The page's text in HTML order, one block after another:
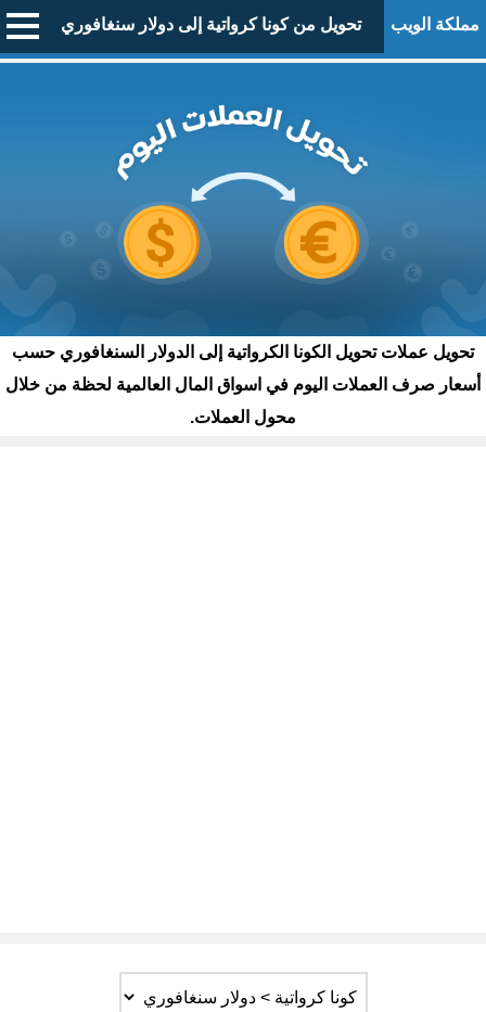
مملكة الويب تحويل من كونا كرواتية إلى دولار سنغافوري
تحويل عملات تحويل الكونا الكرواتية إلى الدولار السنغافوري حسب
أسعار صرف العملات اليوم في اسواق المال العالمية لحظة من خلال
محول العملات.